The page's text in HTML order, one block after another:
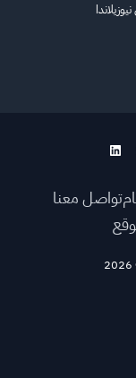
تواصل معنا
2026